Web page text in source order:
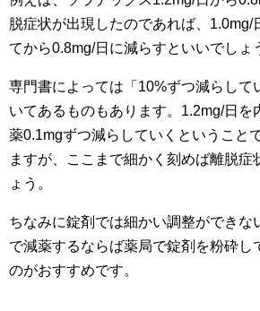
脱症状が出現したのであれば、1.0mg/
てから0.8mg/日に減らすといいでしょ
専門書によっては「10%ずつ減らして
いてあるものもあります。1.2mg/日を
薬0.1mgずつ減らしていくということ
ますが、ここまで細かく刻めば離脱症
ょう。
ちなみに錠剤では細かい調整ができな
で減薬するならば薬局で錠剤を粉砕し
のがおすすめです。